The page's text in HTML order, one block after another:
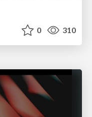
0 310